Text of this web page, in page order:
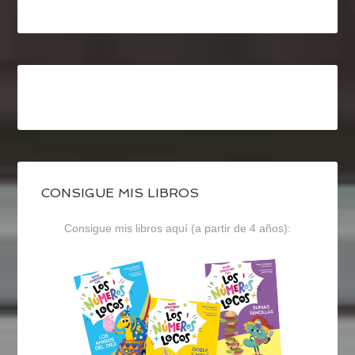
CONSIGUE MIS LIBROS
Consigue mis libros aquí (a partir de 4 años):